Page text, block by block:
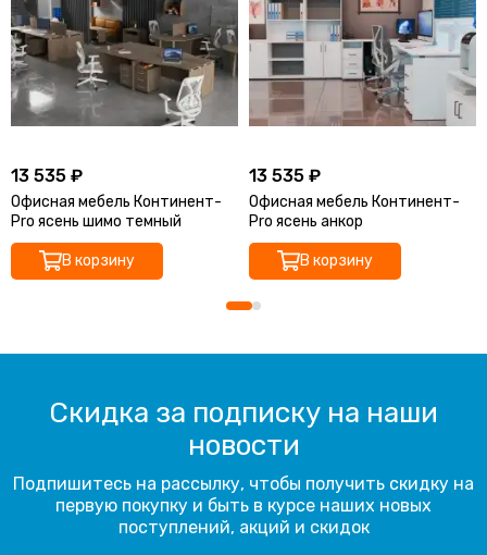
13 535 ₽
Офисная мебель Континент-
Pro ясень шимо темный
В корзину
13 535 ₽
Офисная мебель Континент-
Pro ясень анкор
В корзину
Скидка за подписку на наши
новости
Подпишитесь на рассылку, чтобы получить скидку на
первую покупку и быть в курсе наших новых
поступлений, акций и скидок